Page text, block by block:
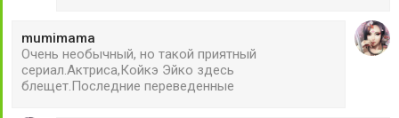
mumimama
Очень необычный, но такой приятный
сериал.Актриса,Койкэ Эйко здесь
блещет.Последние переведенные